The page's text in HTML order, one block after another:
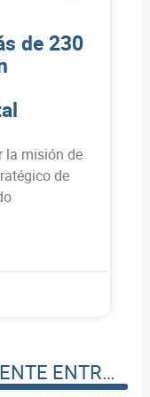
de 230
la misión de
de
SIGUIENTE ENTRADA >>